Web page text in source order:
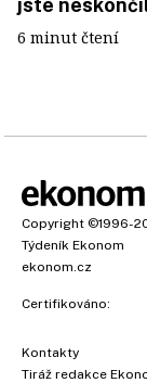
jste
6 minut čtení
Copyright ©1996-
Týdeník Ekonom
ekonom.cz
Certifikováno:
Kontakty
Tiráž redakce